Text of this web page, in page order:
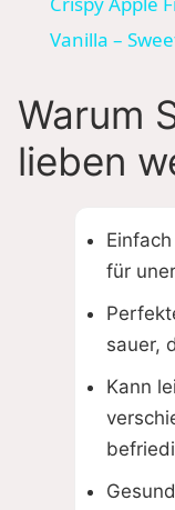
Vanilla –
Warum
lieben
für
sauer,
Kann